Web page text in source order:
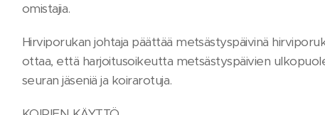
omistajia.
Hirviporukan johtaja päättää metsästyspäivinä
ottaa, että harjoitusoikeutta metsästyspäivien
seuran jäseniä ja koirarotuja.